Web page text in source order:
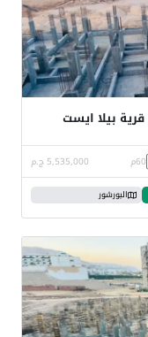
في قرية بيلا ايست
60م 5,535,000 ج.م
البورشور